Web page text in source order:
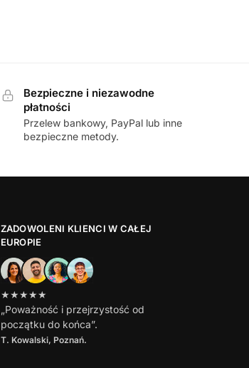
Bezpieczne i niezawodne
płatności
Przelew bankowy, PayPal lub inne
bezpieczne metody.
ZADOWOLENI KLIENCI W CAŁEJ
EUROPIE
★★★★★
„Poważność i przejrzystość od
początku do końca”.
T. Kowalski, Poznań.